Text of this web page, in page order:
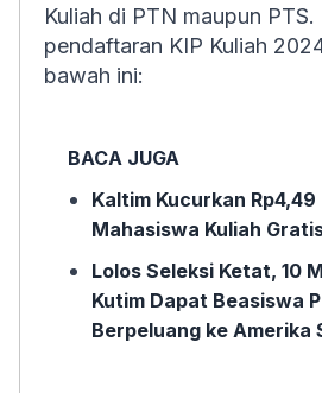
Kuliah di PTN maupun
pendaftaran KIP Kuliah
bawah ini:
BACA JUGA
Kaltim Kucurkan Rp4,49
Mahasiswa Kuliah
Lolos Seleksi Ketat, 10
Kutim Dapat Beasiswa
Berpeluang ke Amerika